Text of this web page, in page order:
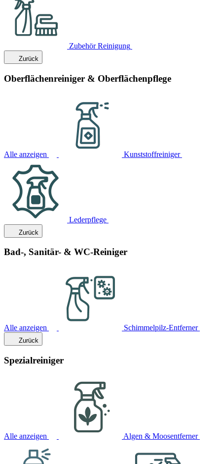
Zubehör Reinigung
Zurück
Oberflächenreiniger & Oberflächenpflege
Alle anzeigen Kunststoffreiniger
Lederpflege
Zurück
Bad-, Sanitär- & WC-Reiniger
Alle anzeigen Schimmelpilz-Entferner
Zurück
Spezialreiniger
Alle anzeigen Algen & Moosentferner